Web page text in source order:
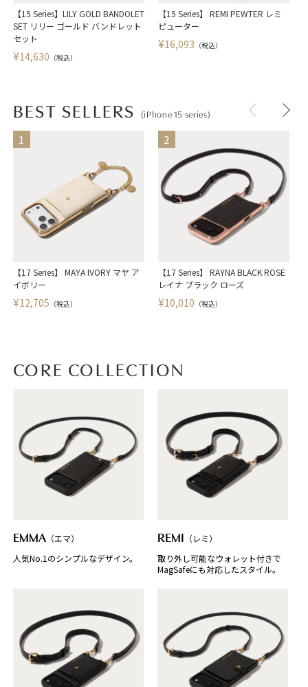
【15 Series】LILY GOLD BANDOLET
SET リリー ゴールド バンドレット
セット
¥14,630 （税込）
【15 Series】 REMI PEWTER レミ
ピューター
¥16,093 （税込）
BEST SELLERS (iPhone 15 series)
【17 Series】 MAYA IVORY マヤ ア
イボリー
¥12,705 （税込）
【17 Series】 RAYNA BLACK ROSE
レイナ ブラック ローズ
¥10,010 （税込）
CORE COLLECTION
EMMA（エマ）
人気No.1のシンプルなデザイン。
REMI （レミ）
取り外し可能なウォレット付きで
MagSafeにも対応したスタイル。